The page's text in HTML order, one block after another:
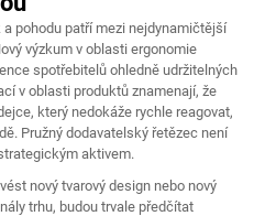
pohodu patří mezi nejdynamičtější
výzkum v oblasti ergonomie
spotřebitelů ohledně udržitelných
v oblasti produktů znamenají, že
který nedokáže rychle reagovat,
Pružný dodavatelský řetězec není
aktivem.
nový tvarový design nebo nový
trhu, budou trvale předčítat